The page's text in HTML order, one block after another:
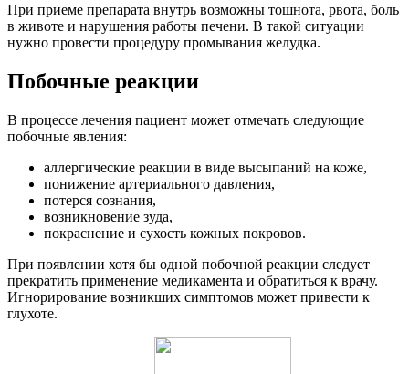
При приеме препарата внутрь возможны тошнота, рвота, боль
в животе и нарушения работы печени. В такой ситуации
нужно провести процедуру промывания желудка.
Побочные реакции
В процессе лечения пациент может отмечать следующие
побочные явления:
аллергические реакции в виде высыпаний на коже,
понижение артериального давления,
потерся сознания,
возникновение зуда,
покраснение и сухость кожных покровов.
При появлении хотя бы одной побочной реакции следует
прекратить применение медикамента и обратиться к врачу.
Игнорирование возникших симптомов может привести к
глухоте.